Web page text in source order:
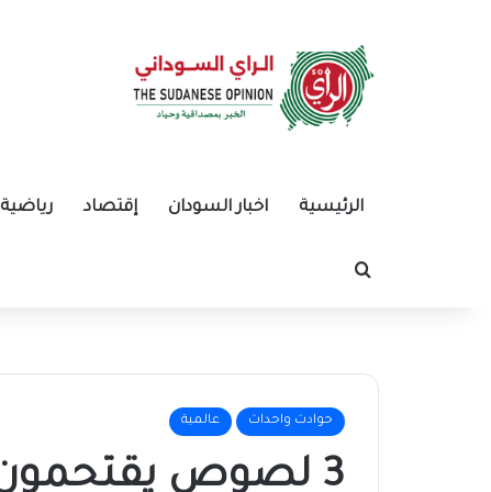
الرئيسية اخبار السودان إقتصاد رياضية
بحث عن
حوادث واحداث عالمية